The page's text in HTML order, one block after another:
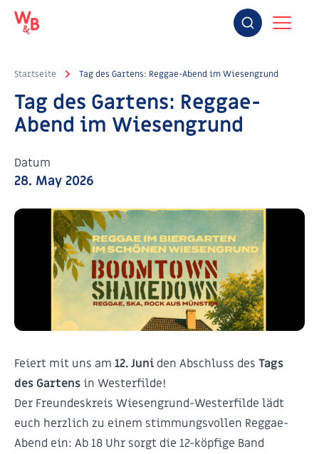
Startseite Tag des Gartens: Reggae-Abend im Wiesengrund
Tag des Gartens: Reggae-
Abend im Wiesengrund
Datum
28. May 2026
Feiert mit uns am 12. Juni den Abschluss des Tags
des Gartensin Westerfilde!
Der Freundeskreis Wiesengrund-Westerfilde lädt
euch herzlich zu einem stimmungsvollen Reggae-
Abend ein: Ab 18 Uhr sorgt die 12-köpfige Band